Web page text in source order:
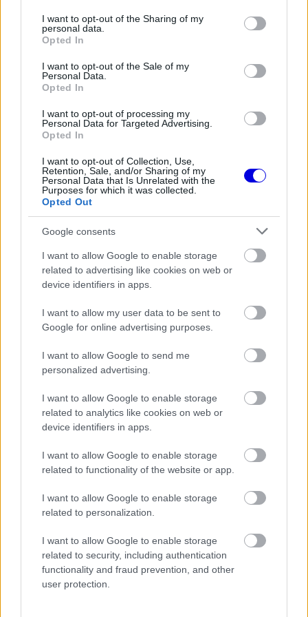
not limited to your visit or usage behaviour. You may click to
grant or deny consent to Google and its third-party tags to
use your data for below specified purposes in below Google
consent section.
I want to opt-out of the Sharing of my
personal data.
Opted In
I want to opt-out of the Sale of my
Personal Data.
Opted In
I want to opt-out of processing my
Personal Data for Targeted Advertising.
Opted In
I want to opt-out of Collection, Use,
Retention, Sale, and/or Sharing of my
Personal Data that Is Unrelated with the
Purposes for which it was collected.
Opted Out
Google consents
I want to allow Google to enable storage
related to advertising like cookies on web or
device identifiers in apps.
I want to allow my user data to be sent to
Google for online advertising purposes.
I want to allow Google to send me
personalized advertising.
I want to allow Google to enable storage
related to analytics like cookies on web or
device identifiers in apps.
I want to allow Google to enable storage
related to functionality of the website or app.
I want to allow Google to enable storage
related to personalization.
I want to allow Google to enable storage
related to security, including authentication
functionality and fraud prevention, and other
user protection.
97 százalék már elkelt
José Vicente de los Mozos, a pálya igazgatója
igyekezett eloszlatni azokat az aggodalmakat is,
amelyek a pályaépítés üteme körül merültek fel. A
közösségi médiában terjedő fotók alapján többen
késéstől tartanak, ő azonban határozottan állítja,
hogy nem csúszik a projekt.
EZEKET IS AJÁNLJUK
FORMA-1
Adrian Newey tiszta vizet öntött a
FORMA-1
A B-konstrukció csak a kezdet
volt, agresszív fejlesztési rohamot
FORMA-1
A Ferrari olyan útra lépett amely
„A munkálatok jól haladnak, minden időben